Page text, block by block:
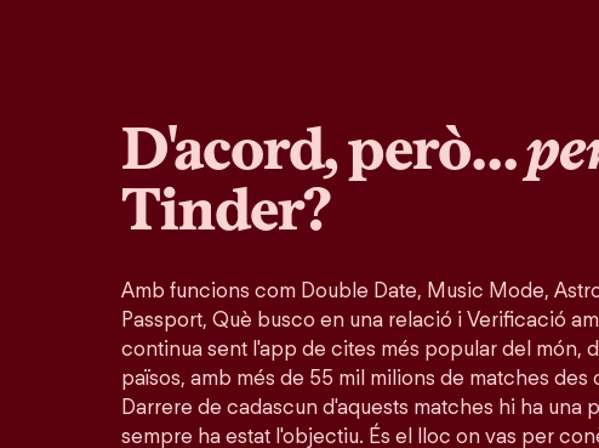
D'acord, però…
Tinder?
Amb funcions com Double Date, Music Mode,
Passport, Què busco en una relació i Verificació
continua sent l'app de cites més popular del món,
països, amb més de 55 mil milions de matches
Darrere de cadascun d'aquests matches hi ha una
sempre ha estat l'objectiu. És el lloc on vas per